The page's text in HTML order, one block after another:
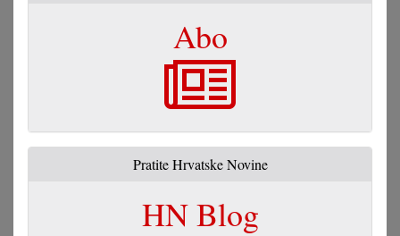
Abo
Pratite Hrvatske Novine
HN Blog